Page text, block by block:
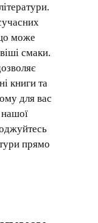
може
смаки.
книги та
для вас
прямо